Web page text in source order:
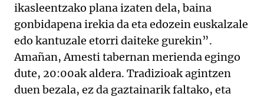
ikasleentzako plana izaten dela, baina
gonbidapena irekia da eta edozein euskalzale
edo kantuzale etorri daiteke gurekin”.
Amañan, Amesti tabernan merienda egingo
dute, 20:00ak aldera. Tradizioak agintzen
duen bezala, ez da gaztainarik faltako, eta